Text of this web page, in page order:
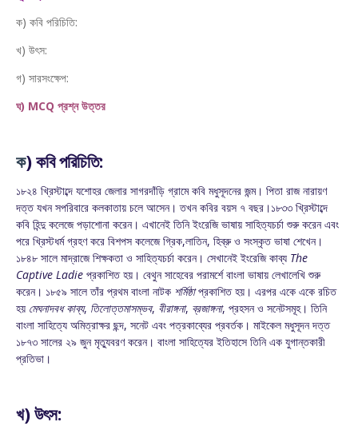
ক) কবি পরিচিতি:
খ) উৎস:
গ) সারসংক্ষেপ:
ঘ) MCQ প্রশ্ন উত্তর
ক) কবি পরিচিতি:
১৮২৪ খ্রিস্টাব্দে যশোহর জেলার সাগরদাঁড়ি গ্রামে কবি মধুসূদনের জন্ম। পিতা রাজ নারায়ণ
দত্ত যখন সপরিবারে কলকাতায় চলে আসেন। তখন কবির বয়স ৭ বছর।১৮৩৩ খ্রিস্টাব্দে
কবি হিন্দু কলেজে পড়াশোনা করেন। এখানেই তিনি ইংরেজি ভাষায় সাহিত্যচর্চা শুরু করেন এবং
পরে খ্রিস্টধর্ম গ্রহণ করে বিশপস কলেজে গ্রিক,লাতিন, হিব্রু ও সংস্কৃত ভাষা শেখেন।
১৮৪৮ সালে মাদ্রাজে শিক্ষকতা ও সাহিত্যচর্চা করেন। সেখানেই ইংরেজি কাব্য The
Captive Ladie প্রকাশিত হয়। বেথুন সাহেবের পরামর্শে বাংলা ভাষায় লেখালেখি শুরু
করেন। ১৮৫৯ সালে তাঁর প্রথম বাংলা নাটক শর্মিষ্ঠাপ্রকাশিত হয়। এরপর একে একে রচিত
হয় মেঘনাদবধ কাব্য, তিলোত্তমাসম্ভব, বীরাঙ্গনা, ব্রজাঙ্গনা, প্রহসন ও সনেটসমূহ। তিনি
বাংলা সাহিত্যে অমিত্রাক্ষর ছন্দ, সনেট এবং পত্রকাব্যের প্রবর্তক। মাইকেল মধুসূদন দত্ত
১৮৭৩ সালের ২৯ জুন মৃত্যুবরণ করেন। বাংলা সাহিত্যের ইতিহাসে তিনি এক যুগান্তকারী
প্রতিভা।
খ) উৎস: